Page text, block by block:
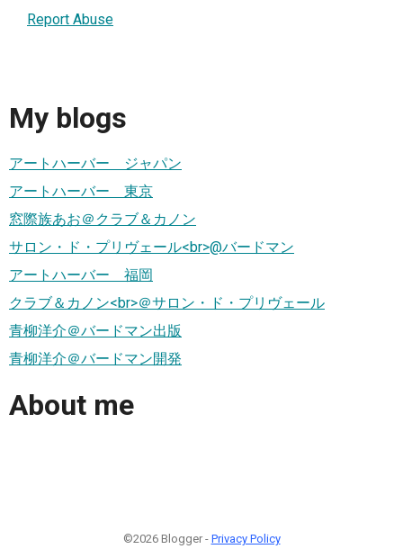
Report Abuse
My blogs
アートハーバー ジャパン
アートハーバー 東京
窓際族あお＠クラブ＆カノン
サロン・ド・プリヴェール<br>@バードマン
アートハーバー 福岡
クラブ＆カノン<br>＠サロン・ド・プリヴェール
青柳洋介＠バードマン出版
青柳洋介＠バードマン開発
About me
©2026 Blogger - Privacy Policy